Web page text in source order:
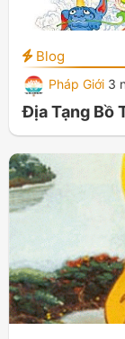
Blog
Pháp Giới 3
Địa Tạng Bồ